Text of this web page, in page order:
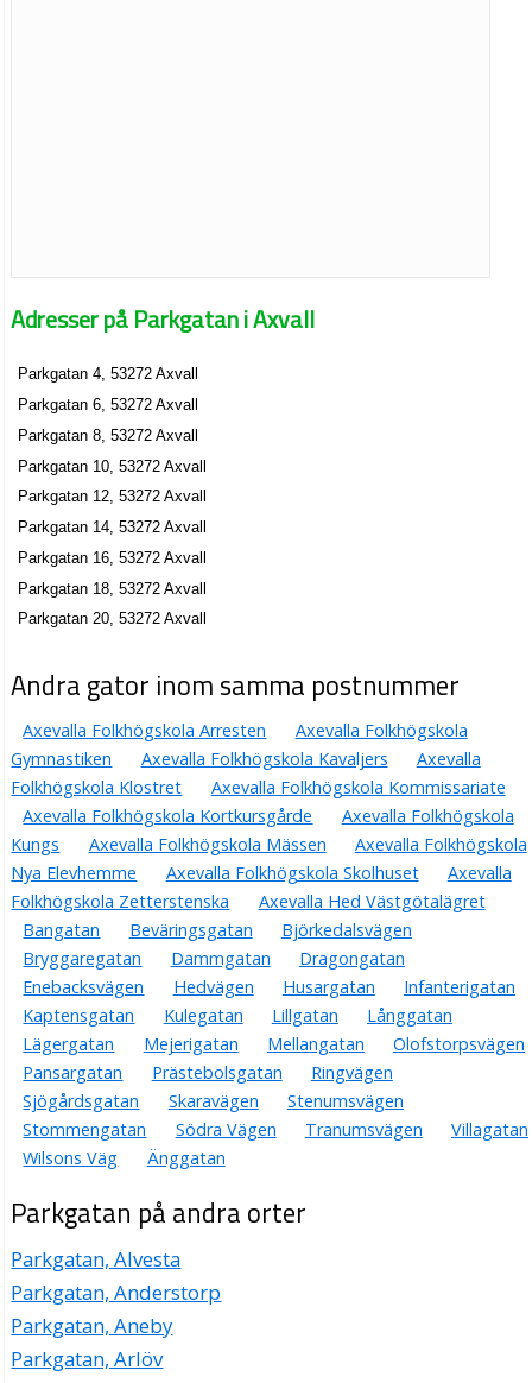
Adresser på Parkgatan i Axvall
Parkgatan 4, 53272 Axvall
Parkgatan 6, 53272 Axvall
Parkgatan 8, 53272 Axvall
Parkgatan 10, 53272 Axvall
Parkgatan 12, 53272 Axvall
Parkgatan 14, 53272 Axvall
Parkgatan 16, 53272 Axvall
Parkgatan 18, 53272 Axvall
Parkgatan 20, 53272 Axvall
Andra gator inom samma postnummer
Axevalla Folkhögskola Arresten
Axevalla Folkhögskola
Gymnastiken
Axevalla Folkhögskola Kavaljers
Axevalla
Folkhögskola Klostret
Axevalla Folkhögskola Kommissariate
Axevalla Folkhögskola Kortkursgårde
Axevalla Folkhögskola
Kungs
Axevalla Folkhögskola Mässen
Axevalla Folkhögskola
Nya Elevhemme
Axevalla Folkhögskola Skolhuset
Axevalla
Folkhögskola Zetterstenska
Axevalla Hed Västgötalägret
Bangatan
Beväringsgatan
Björkedalsvägen
Bryggaregatan
Dammgatan
Dragongatan
Enebacksvägen
Hedvägen Husargatan
Infanterigatan
Kaptensgatan
Kulegatan Lillgatan
Långgatan
Lägergatan
Mejerigatan Mellangatan
Olofstorpsvägen
Pansargatan
Prästebolsgatan
Ringvägen
Sjögårdsgatan
Skaravägen
Stenumsvägen
Stommengatan
Södra Vägen Tranumsvägen
Villagatan
Wilsons Väg
Änggatan
Parkgatan på andra orter
Parkgatan, Alvesta
Parkgatan, Anderstorp
Parkgatan, Aneby
Parkgatan, Arlöv